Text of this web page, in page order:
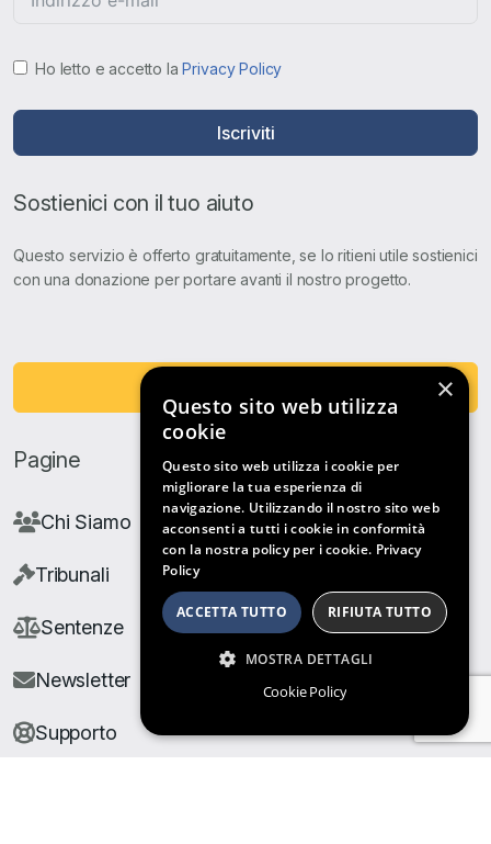
Ho letto e accetto laPrivacy Policy
Iscriviti
Sostienici con il tuo aiuto
Questo servizio è offerto gratuitamente, se lo ritieni utile sostienici
con una donazione per portare avanti il nostro progetto.
Pagine
Chi Siamo
Tribunali
Sentenze
Newsletter
Supporto
×
Questo sito web utilizza
cookie
Questo sito web utilizza i cookie per
migliorare la tua esperienza di
navigazione. Utilizzando il nostro sito web
acconsenti a tutti i cookie in conformità
con la nostra policy per i cookie. Privacy
Policy
ACCETTA TUTTO RIFIUTA TUTTO
MOSTRA DETTAGLI
Cookie Policy